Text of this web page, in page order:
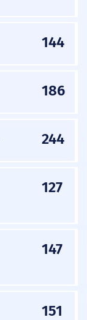
144
186
244
127
147
151